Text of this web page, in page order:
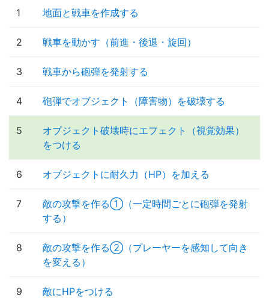
1 地面と戦車を作成する
2 戦車を動かす（前進・後退・旋回）
3 戦車から砲弾を発射する
4 砲弾でオブジェクト（障害物）を破壊する
5
オブジェクト破壊時にエフェクト（視覚効果）
をつける
6 オブジェクトに耐久力（HP）を加える
7
敵の攻撃を作る①（一定時間ごとに砲弾を発射
する）
8
敵の攻撃を作る②（プレーヤーを感知して向き
を変える）
9 敵にHPをつける